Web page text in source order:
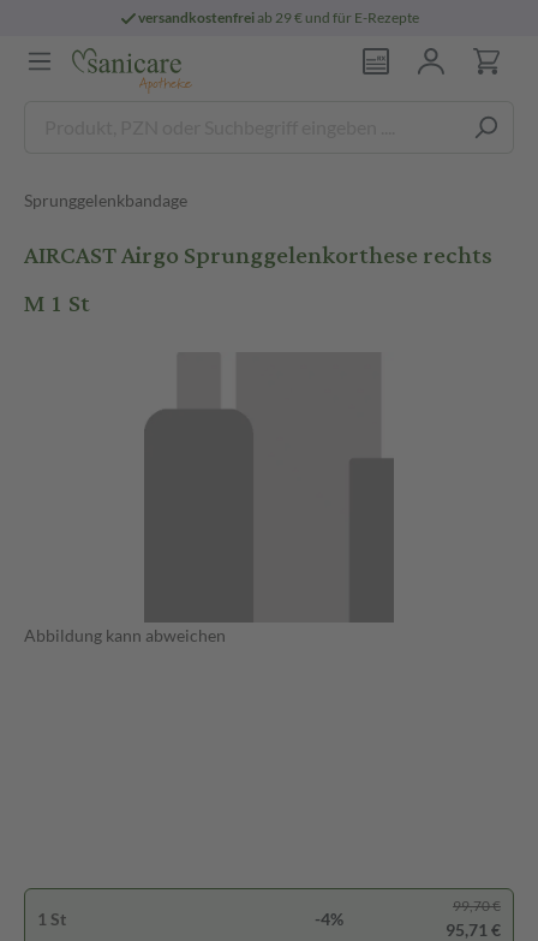
versandkostenfreiab 29 € und für E-Rezepte
Sprunggelenkbandage
AIRCAST Airgo Sprunggelenkorthese rechts
M 1 St
Abbildung kann abweichen
1 St -4%
99,70 €
95,71 €